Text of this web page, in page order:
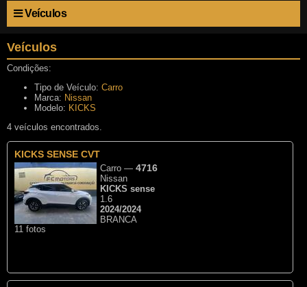
Veículos
Veículos
Condições:
Tipo de Veículo: Carro
Marca: Nissan
Modelo: KICKS
4 veículos encontrados.
KICKS SENSE CVT
11 fotos
Carro — 4716
Nissan
KICKS sense
1.6
2024/2024
BRANCA